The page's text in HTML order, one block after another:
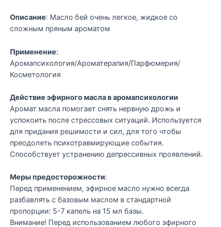
Описание: Масло бей очень легкое, жидкое со
сложным пряным ароматом
Применение:
Аромапсихология/Ароматерапия/Парфюмерия/
Косметология
Действие эфирного масла в аромапсихологии
Аромат масла помогает снять нервную дрожь и
успокоить после стрессовых ситуаций. Используется
для придания решимости и сил, для того чтобы
преодолеть психотравмирующие события.
Способствует устранению депрессивных проявлений.
Меры предосторожности:
Перед применением, эфирное масло нужно всегда
разбавлять с базовым маслом в стандартной
пропорции: 5-7 капель на 15 мл базы.
Внимание! Перед использованием любого эфирного